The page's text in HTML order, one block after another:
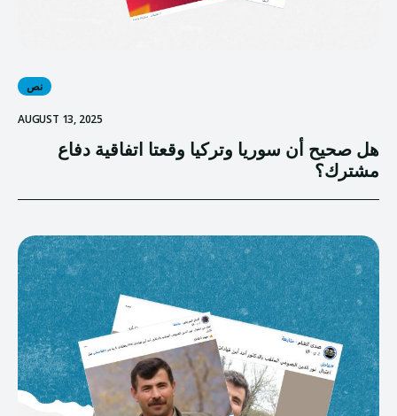
نص
AUGUST 13, 2025
هل صحيح أن سوريا وتركيا وقعتا اتفاقية دفاع
مشترك؟